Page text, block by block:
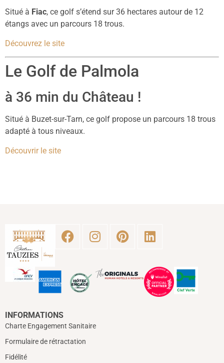
Situé à Fiac, ce golf s’étend sur 36 hectares autour de 12
étangs avec un parcours 18 trous.
Découvrez le site
Le Golf de Palmola
à 36 min du Château !
Situé à Buzet-sur-Tarn, ce golf propose un parcours 18 trous
adapté à tous niveaux.
Découvrir le site
INFORMATIONS
Charte Engagement Sanitaire
Formulaire de rétractation
Fidélité